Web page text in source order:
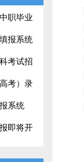
职毕业
报系统
考试招
以查询
考）录
系统
即将开